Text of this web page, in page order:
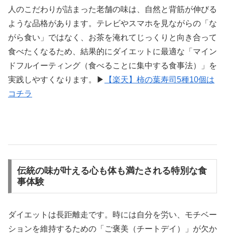
人のこだわりが詰まった老舗の味は、自然と背筋が伸びる
ような品格があります。テレビやスマホを見ながらの「な
がら食い」ではなく、お茶を淹れてじっくりと向き合って
食べたくなるため、結果的にダイエットに最適な「マイン
ドフルイーティング（食べることに集中する食事法）」を
実践しやすくなります。▶
【楽天】柿の葉寿司5種10個は
コチラ
伝統の味が叶える心も体も満たされる特別な食
事体験
ダイエットは長距離走です。時には自分を労い、モチベー
ションを維持するための「ご褒美（チートデイ）」が欠か